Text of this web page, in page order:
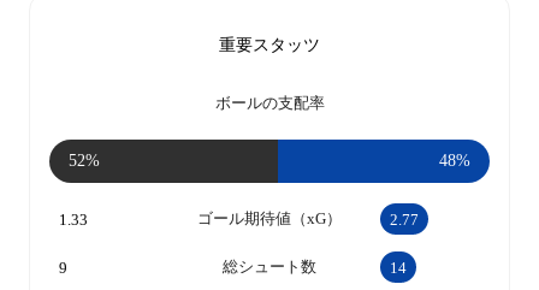
重要スタッツ
ボールの支配率
52% 48%
ゴール期待値（xG）
1.33 2.77
総シュート数
9 14